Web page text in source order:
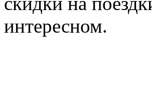
интересном.